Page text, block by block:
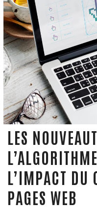
LES
L’IMPACT DU
PAGES WEB